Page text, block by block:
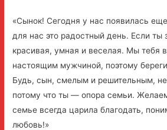
«Сынок! Сегодня у нас появилась
для нас это радостный день. Если ты
красивая, умная и веселая. Мы тебя
настоящим мужчиной, поэтому
Будь, сын, смелым и решительным,
потому что ты — опора семьи.
семье всегда царила благодать,
любовь!»